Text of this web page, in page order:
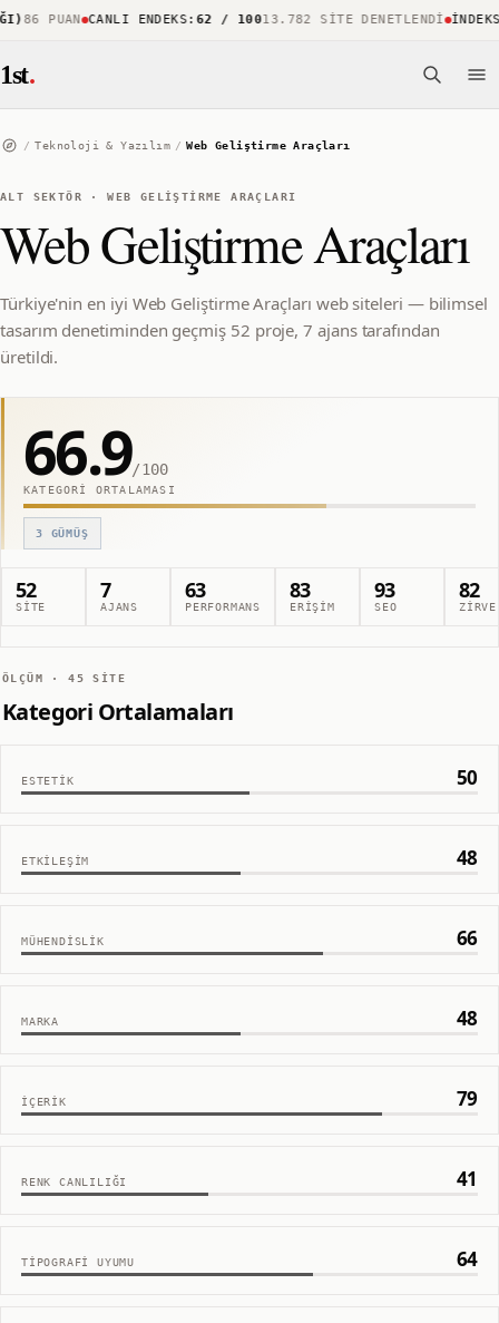
86 PUAN CANLI ENDEKS:62 / 10013.782 SITE DENETLENDI İNDEKS
1st.
/ Teknoloji & Yazılım / Web Geliştirme Araçları
ALT SEKTÖR ·WEB GELIŞTIRME ARAÇLARI
Web Geliştirme Araçları
Türkiye'nin en iyi Web Geliştirme Araçları web siteleri — bilimsel
tasarım denetiminden geçmiş 52 proje, 7 ajans tarafından
üretildi.
66.9/100
KATEGORI ORTALAMASI
3 GÜMÜŞ
52
SITE
7
AJANS
63
PERFORMANS
83
ERIŞIM
93
SEO
82
ZIRVE
ÖLÇÜM ·45 SITE
Kategori Ortalamaları
ESTETIK 50
ETKILEŞIM 48
MÜHENDISLIK 66
MARKA 48
İÇERIK 79
RENK CANLILIĞI 41
TIPOGRAFI UYUMU 64